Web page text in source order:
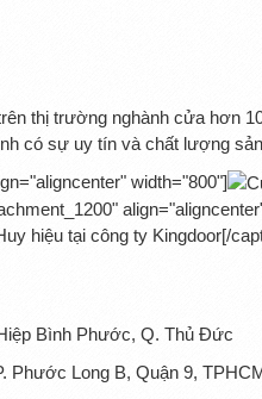
thị trường nghành cửa hơn
có sự uy tín và chất lượng
width="800"]
hiệu tại công ty Kingdoor[/
Bình Phước, Q. Thủ Đức
Long B, Quận 9,